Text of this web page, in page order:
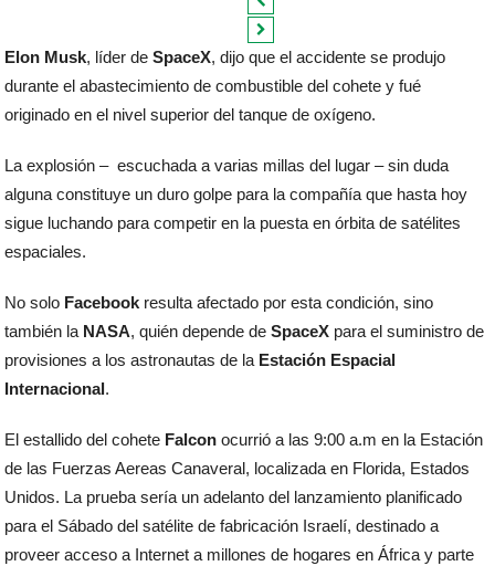
Elon Musk, líder deSpaceX, dijo que el accidente se produjo
durante el abastecimiento de combustible del cohete y fué
originado en el nivel superior del tanque de oxígeno.
La explosión – escuchada a varias millas del lugar – sin duda
alguna constituye un duro golpe para la compañía que hasta hoy
sigue luchando para competir en la puesta en órbita de satélites
espaciales.
No solo Facebook resulta afectado por esta condición, sino
también la NASA, quién depende deSpaceX para el suministro de
provisiones a los astronautas de la Estación Espacial
Internacional.
El estallido del cohete Falcon ocurrió a las 9:00 a.m en la Estación
de las Fuerzas Aereas Canaveral, localizada en Florida, Estados
Unidos. La prueba sería un adelanto del lanzamiento planificado
para el Sábado del satélite de fabricación Israelí, destinado a
proveer acceso a Internet a millones de hogares en África y parte